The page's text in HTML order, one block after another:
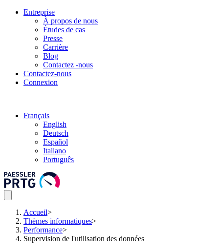
Entreprise
À propos de nous
Études de cas
Presse
Carrière
Blog
Contactez -nous
Contactez-nous
Connexion
Français
English
Deutsch
Español
Italiano
Português
Accueil>
Thèmes informatiques>
Performance>
Supervision de l'utilisation des données